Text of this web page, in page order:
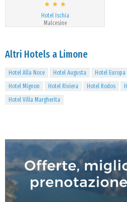
Hotel Ischia
Malcesine
Altri Hotels a Limone
Hotel Alla Noce Hotel Augusta Hotel Europa
Hotel Mignon
Hotel Riviera Hotel Rodos
Hotel Villa Margherita